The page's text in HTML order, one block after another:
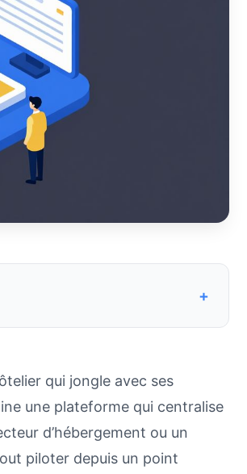
+
qui jongle avec ses
une plateforme qui centralise
d’hébergement ou un
piloter depuis un point